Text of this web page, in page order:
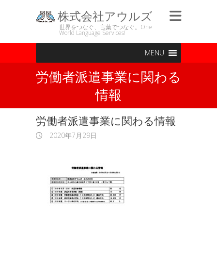
株式会社アウルズ
世界をつなぐ、言葉でつなぐ。One
World Language Services!
MENU
労働者派遣事業に関わる
情報
労働者派遣事業に関わる情報
2020年7月29日